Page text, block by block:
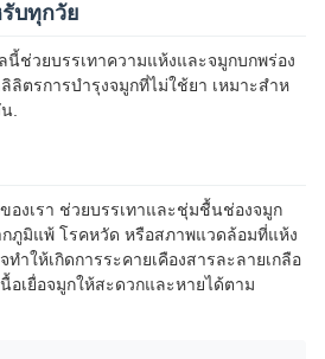
บทุกวัย
นี้ช่วยบรรเทาความแห้งและจมูกบกพร่อง
ตรการบํารุงจมูกที่ไม่ใช้ยา เหมาะสําห
.
องเรา ช่วยบรรเทาและชุ่มชื้นช่องจมูก
กภูมิแพ้ โรคหวัด หรือสภาพแวดล้อมที่แห้ง
าให้เกิดการระคายเคืองสารละลายเกลือ
เยื่อจมูกให้สะดวกและหายได้ตาม